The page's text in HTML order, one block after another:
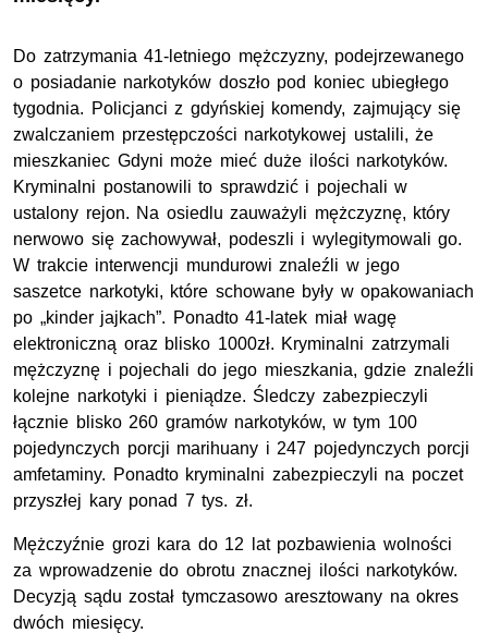
Do zatrzymania 41-letniego mężczyzny, podejrzewanego
o posiadanie narkotyków doszło pod koniec ubiegłego
tygodnia. Policjanci z gdyńskiej komendy, zajmujący się
zwalczaniem przestępczości narkotykowej ustalili, że
mieszkaniec Gdyni może mieć duże ilości narkotyków.
Kryminalni postanowili to sprawdzić i pojechali w
ustalony rejon. Na osiedlu zauważyli mężczyznę, który
nerwowo się zachowywał, podeszli i wylegitymowali go.
W trakcie interwencji mundurowi znaleźli w jego
saszetce narkotyki, które schowane były w opakowaniach
po „kinder jajkach”. Ponadto 41-latek miał wagę
elektroniczną oraz blisko 1000zł. Kryminalni zatrzymali
mężczyznę i pojechali do jego mieszkania, gdzie znaleźli
kolejne narkotyki i pieniądze. Śledczy zabezpieczyli
łącznie blisko 260 gramów narkotyków, w tym 100
pojedynczych porcji marihuany i 247 pojedynczych porcji
amfetaminy. Ponadto kryminalni zabezpieczyli na poczet
przyszłej kary ponad 7 tys. zł.
Mężczyźnie grozi kara do 12 lat pozbawienia wolności
za wprowadzenie do obrotu znacznej ilości narkotyków.
Decyzją sądu został tymczasowo aresztowany na okres
dwóch miesięcy.